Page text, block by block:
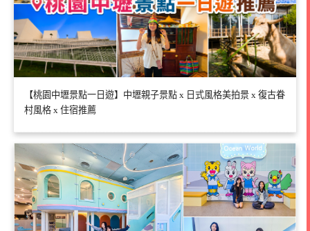
【桃園中壢景點一日遊】中壢親子景點 x 日式風格美拍景 x 復古眷
村風格 x 住宿推薦